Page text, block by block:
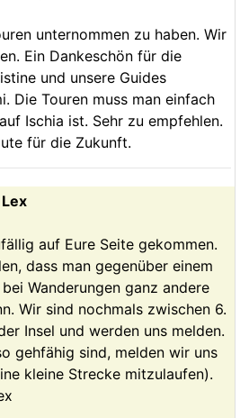
unternommen zu haben. Wir
Ein Dankeschön für die
und unsere Guides
Die Touren muss man einfach
Ischia ist. Sehr zu empfehlen.
für die Zukunft.
Lex
auf Eure Seite gekommen.
dass man gegenüber einem
Wanderungen ganz andere
Wir sind nochmals zwischen 6.
Insel und werden uns melden.
gehfähig sind, melden wir uns
kleine Strecke mitzulaufen).